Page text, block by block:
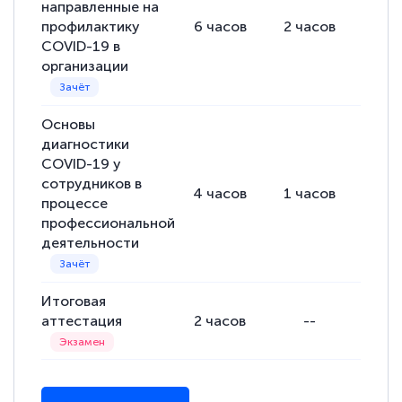
Евгения Коротких
Знаток города 2 уровня
Спасибо большое Академии! Грамотное,
вежливое сопровождение! Всё чётко и
понятно! Проходила повышение
квалификации. Ещё раз - СПАСИБО!
Елена Петрикс
Знаток города 5 уровня
направленные на
профилактику
COVID-19 в
организации
6 часов 2 часов
Основы
диагностики
COVID-19 у
сотрудников в
процессе
профессиональной
деятельности
4 часов 1 часов
Итоговая
аттестация
2 часов --